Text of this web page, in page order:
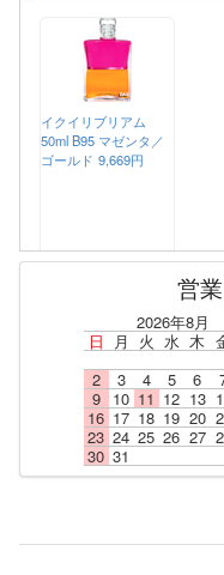
イクイリブリアム
50ml B95 マゼンタ／
ゴールド 9,669円
営
2026年8月
日
月 火 水 木
2
3 4 5 6
9
10 11 12 13
16 17 18 19 20
23 24 25 26 27
30 31